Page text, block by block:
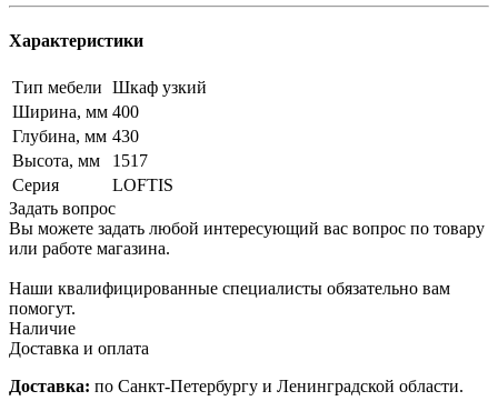
Характеристики
Тип мебели Шкаф узкий
Ширина, мм 400
Глубина, мм 430
Высота, мм
1517
Серия
LOFTIS
Задать вопрос
Вы можете задать любой интересующий вас вопрос по товару
или работе магазина.
Наши квалифицированные специалисты обязательно вам
помогут.
Наличие
Доставка и оплата
Доставка: по Санкт-Петербургу и Ленинградской области.